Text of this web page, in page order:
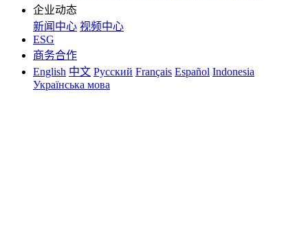
企业动态
新闻中心 视频中心
ESG
商务合作
English 中文 Русский Français Español Indonesia
Українська мова